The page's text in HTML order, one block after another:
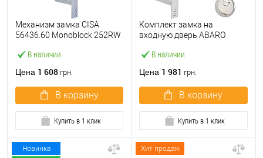
В наличии
Механизм замка CISA
56436.60 Monoblock 252RW
Цена 1 608 грн.
В корзину
Купить в 1 клик
В наличии
Комплект замка на
входную дверь ABARO
цилиндром B100,
никель
Цена 1 981 грн.
В корзину
Купить в 1 клик
Новинка
Хит продаж